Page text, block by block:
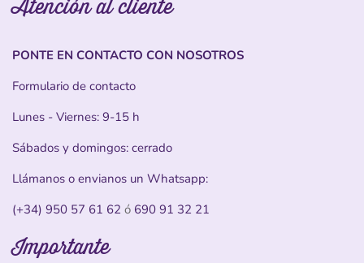
PONTE EN CONTACTO CON NOSOTROS
Formulario de contacto
Lunes - Viernes: 9-15 h
Sábados y domingos: cerrado
Llámanos o envianos un Whatsapp:
(+34) 950 57 61 62 ó 690 91 32 21
Importante